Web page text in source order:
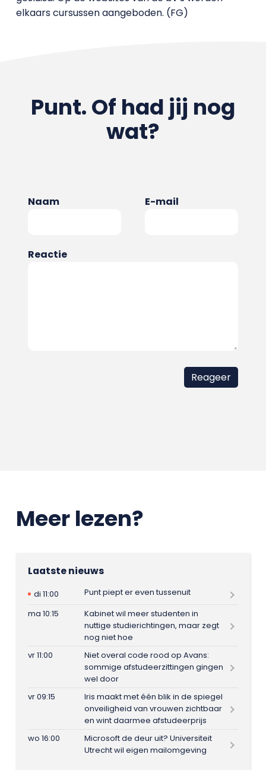
elkaars cursussen aangeboden. (FG)
Punt. Of had jij nog
wat?
Naam E-mail
Reactie
Meer lezen?
Laatste nieuws
di 11:00
Punt piept er even tussenuit
ma 10:15
Kabinet wil meer studenten in
nuttige studierichtingen, maar zegt
nog niet hoe
vr 11:00
Niet overal code rood op Avans:
sommige afstudeerzittingen gingen
wel door
vr 09:15
Iris maakt met één blik in de spiegel
onveiligheid van vrouwen zichtbaar
en wint daarmee afstudeerprijs
wo 16:00
Microsoft de deur uit? Universiteit
Utrecht wil eigen mailomgeving